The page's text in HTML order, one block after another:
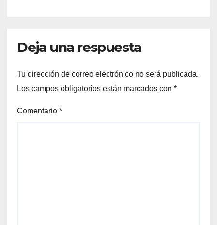
Deja una respuesta
Tu dirección de correo electrónico no será publicada.
Los campos obligatorios están marcados con *
Comentario *